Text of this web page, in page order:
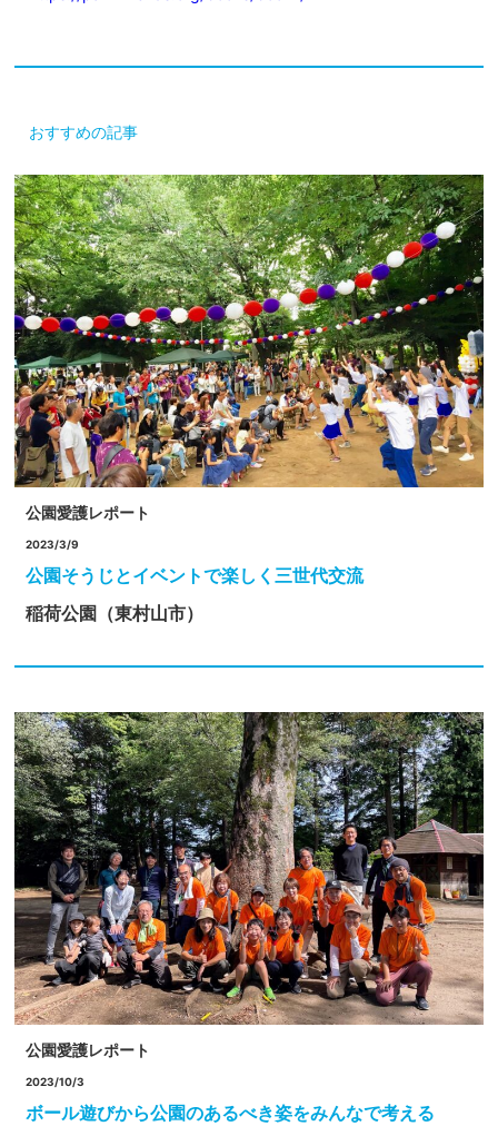
おすすめの記事
公園愛護レポート
2023/3/9
公園そうじとイベントで楽しく三世代交流
稲荷公園（東村山市）
公園愛護レポート
2023/10/3
ボール遊びから公園のあるべき姿をみんなで考える